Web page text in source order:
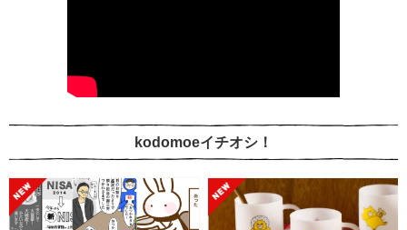
kodomoeイチオシ！